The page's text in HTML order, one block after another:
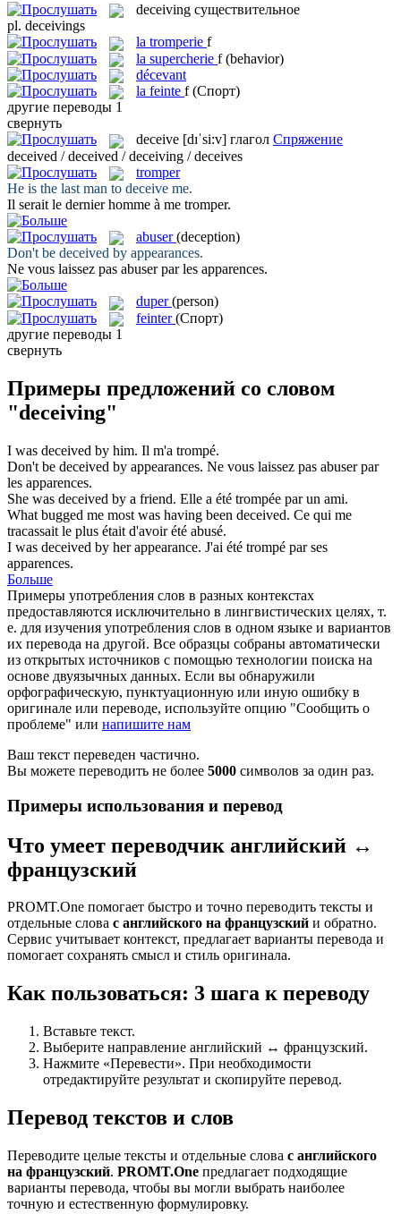
deceiving существительное
pl. deceivings
la tromperie f
la supercherie f (behavior)
décevant
la feinte f (Спорт)
другие переводы 1
свернуть
deceive [dɪˈsi:v] глагол Спряжение
deceived / deceived / deceiving / deceives
tromper
He is the last man to deceive me.
Il serait le dernier homme à me tromper.
abuser (deception)
Don't be deceived by appearances.
Ne vous laissez pas abuserpar les apparences.
duper (person)
feinter (Спорт)
другие переводы 1
свернуть
Примеры предложений со словом
"deceiving"
I was deceived by him. Il m'a trompé.
Don't be deceived by appearances. Ne vous laissez pas abuserpar
les apparences.
She was deceived by a friend. Elle a été trompée par un ami.
What bugged me most was having been deceived. Ce qui me
tracassait le plus était d'avoir été abusé.
I was deceived by her appearance. J'ai été trompé par ses
apparences.
Больше
Примеры употребления слов в разных контекстах
предоставляются исключительно в лингвистических целях, т.
е. для изучения употребления слов в одном языке и вариантов
их перевода на другой. Все образцы собраны автоматически
из открытых источников с помощью технологии поиска на
основе двуязычных данных. Если вы обнаружили
орфографическую, пунктуационную или иную ошибку в
оригинале или переводе, используйте опцию "Сообщить о
проблеме" или напишите нам
Ваш текст переведен частично.
Вы можете переводить не более 5000 символов за один раз.
Примеры использования и перевод
Что умеет переводчик английский ↔
французский
PROMT.One помогает быстро и точно переводить тексты и
отдельные слова с английского на французский и обратно.
Сервис учитывает контекст, предлагает варианты перевода и
помогает сохранять смысл и стиль оригинала.
Как пользоваться: 3 шага к переводу
Вставьте текст.
Выберите направление английский ↔ французский.
Нажмите «Перевести». При необходимости
отредактируйте результат и скопируйте перевод.
Перевод текстов и слов
Переводите целые тексты и отдельные слова с английского
на французский. PROMT.One предлагает подходящие
варианты перевода, чтобы вы могли выбрать наиболее
точную и естественную формулировку.